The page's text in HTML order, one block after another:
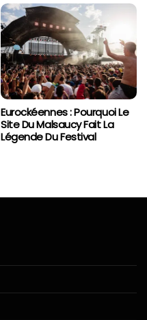
Eurockéennes : Pourquoi Le
Site Du Malsaucy Fait La
Légende Du Festival